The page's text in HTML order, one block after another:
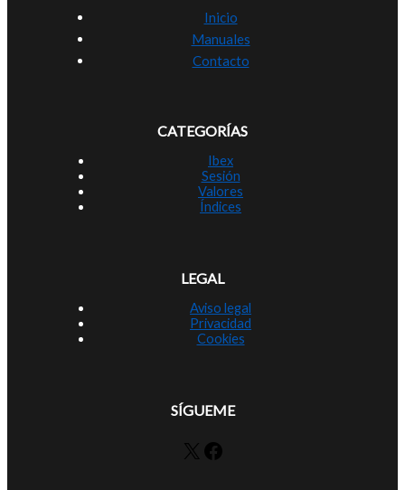
Inicio
Manuales
Contacto
CATEGORÍAS
Ibex
Sesión
Valores
Índices
LEGAL
Aviso legal
Privacidad
Cookies
SÍGUEME
X Facebook